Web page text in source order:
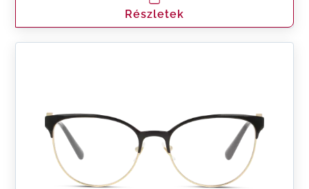
Részletek